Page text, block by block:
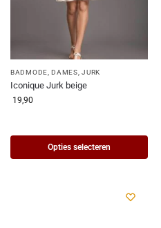
BADMODE ,DAMES ,JURK
Iconique Jurk beige
19,90
Opties selecteren